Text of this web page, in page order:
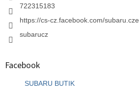
722315183
https://cs-cz.facebook.com/subaru.cze
subarucz
Facebook
SUBARU BUTIK